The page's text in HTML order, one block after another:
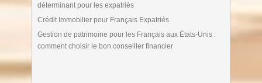
déterminant pour les expatriés
Crédit Immobilier pour Français Expatriés
Gestion de patrimoine pour les Français aux États-Unis :
comment choisir le bon conseiller financier